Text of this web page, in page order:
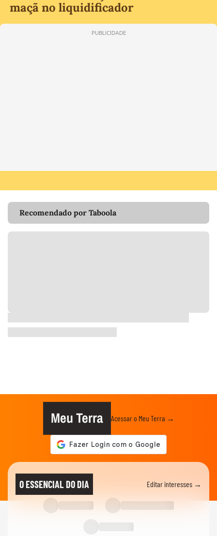
maçã no liquidificador
PUBLICIDADE
Recomendado por Taboola
Meu Terra Acessar o Meu Terra →
O ESSENCIAL DO DIA Editar interesses →